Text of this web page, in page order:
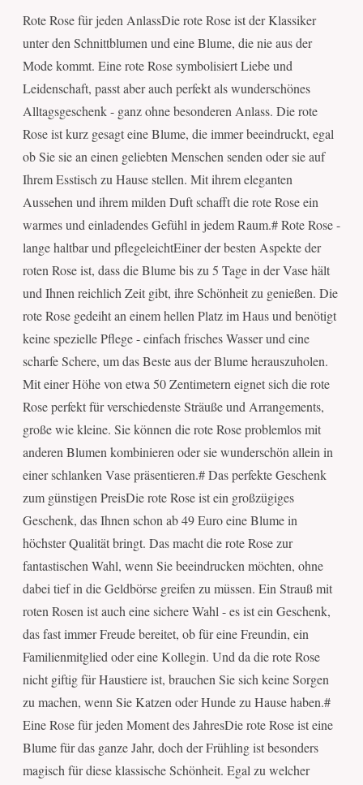
Rote Rose für jeden AnlassDie rote Rose ist der Klassiker
unter den Schnittblumen und eine Blume, die nie aus der
Mode kommt. Eine rote Rose symbolisiert Liebe und
Leidenschaft, passt aber auch perfekt als wunderschönes
Alltagsgeschenk - ganz ohne besonderen Anlass. Die rote
Rose ist kurz gesagt eine Blume, die immer beeindruckt, egal
ob Sie sie an einen geliebten Menschen senden oder sie auf
Ihrem Esstisch zu Hause stellen. Mit ihrem eleganten
Aussehen und ihrem milden Duft schafft die rote Rose ein
warmes und einladendes Gefühl in jedem Raum.# Rote Rose -
lange haltbar und pflegeleichtEiner der besten Aspekte der
roten Rose ist, dass die Blume bis zu 5 Tage in der Vase hält
und Ihnen reichlich Zeit gibt, ihre Schönheit zu genießen. Die
rote Rose gedeiht an einem hellen Platz im Haus und benötigt
keine spezielle Pflege - einfach frisches Wasser und eine
scharfe Schere, um das Beste aus der Blume herauszuholen.
Mit einer Höhe von etwa 50 Zentimetern eignet sich die rote
Rose perfekt für verschiedenste Sträuße und Arrangements,
große wie kleine. Sie können die rote Rose problemlos mit
anderen Blumen kombinieren oder sie wunderschön allein in
einer schlanken Vase präsentieren.# Das perfekte Geschenk
zum günstigen PreisDie rote Rose ist ein großzügiges
Geschenk, das Ihnen schon ab 49 Euro eine Blume in
höchster Qualität bringt. Das macht die rote Rose zur
fantastischen Wahl, wenn Sie beeindrucken möchten, ohne
dabei tief in die Geldbörse greifen zu müssen. Ein Strauß mit
roten Rosen ist auch eine sichere Wahl - es ist ein Geschenk,
das fast immer Freude bereitet, ob für eine Freundin, ein
Familienmitglied oder eine Kollegin. Und da die rote Rose
nicht giftig für Haustiere ist, brauchen Sie sich keine Sorgen
zu machen, wenn Sie Katzen oder Hunde zu Hause haben.#
Eine Rose für jeden Moment des JahresDie rote Rose ist eine
Blume für das ganze Jahr, doch der Frühling ist besonders
magisch für diese klassische Schönheit. Egal zu welcher